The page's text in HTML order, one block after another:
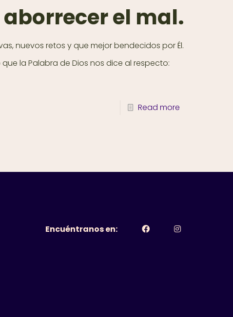
el mal.
nuevos retos y que mejor bendecidos por Él.
la Palabra de Dios nos dice al respecto:
Read more
Encuéntranos en: